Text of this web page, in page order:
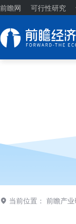
前瞻网 可行性研究
当前位置： 前瞻产